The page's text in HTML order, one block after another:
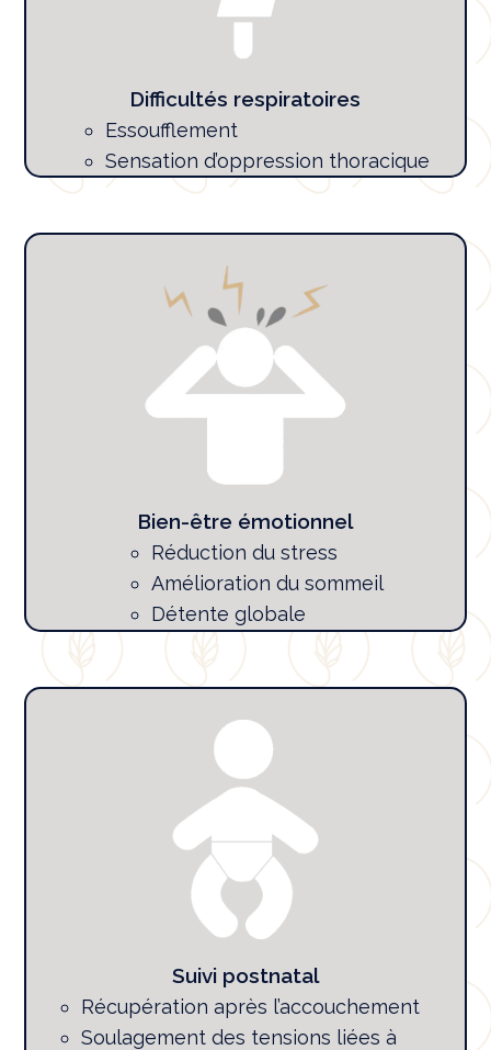
Difficultés respiratoires
Essoufflement
Sensation d’oppression thoracique
Bien-être émotionnel
Réduction du stress
Amélioration du sommeil
Détente globale
Suivi postnatal
Récupération après l’accouchement
Soulagement des tensions liées à